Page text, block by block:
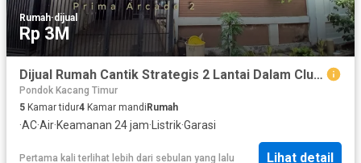
Rumah·dijual
Rp 3M
Dijual Rumah Cantik Strategis 2 Lantai Dalam Cluster Dekat Akses Stasiun Sudimara di Sektor 9 Bintaro Tangsel Gb-12758
Pondok Kacang Timur
5 Kamar tidur4 Kamar mandi Rumah
·AC·Air·Keamanan 24 jam· Listrik·Garasi
Pertama kali terlihat lebih dari sebulan yang lalu Lihat detail